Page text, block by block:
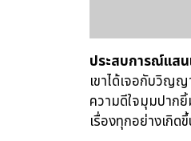
ประสบการณ์แส
เขาได้เจอกับวิญ
ความดีใจมุมปาก
เรื่องทุกอย่างเกิด